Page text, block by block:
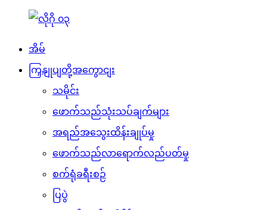
အိမ်
ကြှနျုပျတို့အကွောငျး
သမိုင်း
ဖောက်သည်သုံးသပ်ချက်များ
အရည်အသွေးထိန်းချုပ်မှု
ဖောက်သည်လာရောက်လည်ပတ်မှု
စက်ရုံခရီးစဉ်
ပြပွဲ